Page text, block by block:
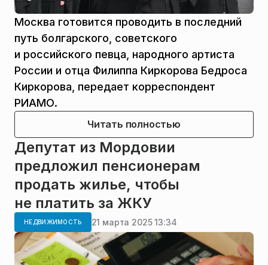
Москва готовится проводить в последний
путь болгарского, советского
и российского певца, народного артиста
России и отца Филиппа Киркорова Бедроса
Киркорова, передает корреспондент
РИАМО.
Читать полностью
Депутат из Мордовии
предложил пенсионерам
продать жилье, чтобы
не платить за ЖКУ
НЕДВИЖИМОСТЬ 21 марта 2025 13:34